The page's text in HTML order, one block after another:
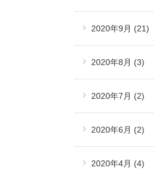
2020年9月 (21)
2020年8月 (3)
2020年7月 (2)
2020年6月 (2)
2020年4月 (4)